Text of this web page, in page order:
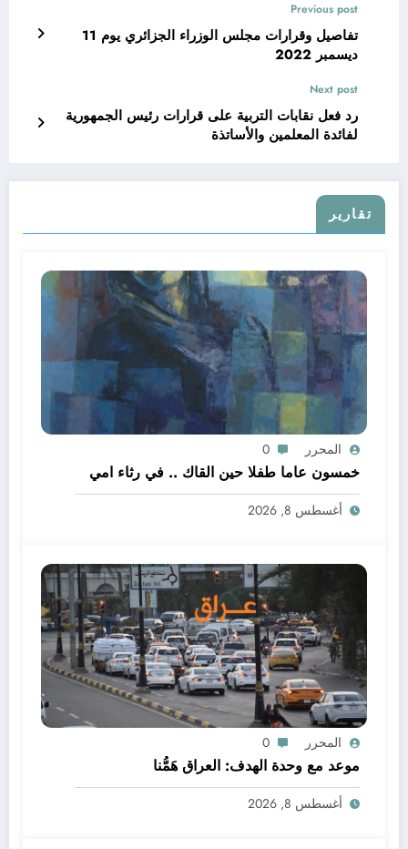
Previous post
تفاصيل وقرارات مجلس الوزراء الجزائري يوم 11
ديسمبر 2022
Next post
رد فعل نقابات التربية على قرارات رئيس الجمهورية
لفائدة المعلمين والأساتذة
تقارير
المحرر 0
خمسون عاما طفلا حين القاك .. في رثاء امي
أغسطس 8, 2026
المحرر 0
موعد مع وحدة الهدف: العراق هَمُّنا
أغسطس 8, 2026